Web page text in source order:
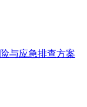
与应急排查方案